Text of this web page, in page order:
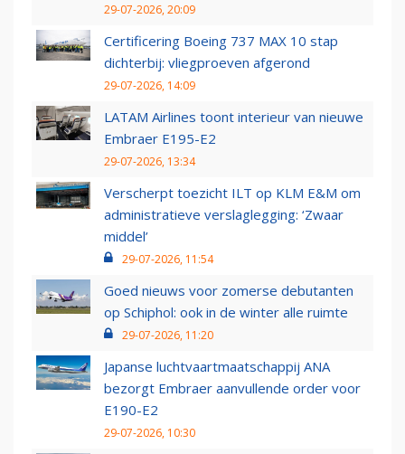
29-07-2026, 20:09
Certificering Boeing 737 MAX 10 stap
dichterbij: vliegproeven afgerond
29-07-2026, 14:09
LATAM Airlines toont interieur van nieuwe
Embraer E195-E2
29-07-2026, 13:34
Verscherpt toezicht ILT op KLM E&M om
administratieve verslaglegging: ‘Zwaar
middel’
29-07-2026, 11:54
Goed nieuws voor zomerse debutanten
op Schiphol: ook in de winter alle ruimte
29-07-2026, 11:20
Japanse luchtvaartmaatschappij ANA
bezorgt Embraer aanvullende order voor
E190-E2
29-07-2026, 10:30